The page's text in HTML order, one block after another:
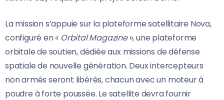
La mission s’appuie sur la plateforme satellitaire Nova,
configuré en « Orbital Magazine», une plateforme
orbitale de soutien, dédiée aux missions de défense
spatiale de nouvelle génération. Deux intercepteurs
non armés seront libérés, chacun avec un moteur à
poudre à forte poussée. Le satellite devra fournir